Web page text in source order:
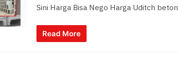
Sini Harga Bisa Nego Harga Uditch beton
Read More